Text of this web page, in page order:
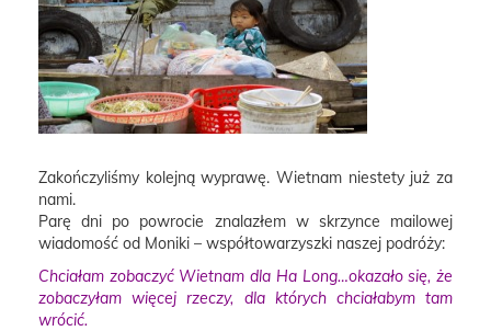
Zakończyliśmy kolejną wyprawę. Wietnam niestety już za
nami.
Parę dni po powrocie znalazłem w skrzynce mailowej
wiadomość od Moniki – współtowarzyszki naszej podróży:
Chciałam zobaczyć Wietnam dla Ha Long…okazało się, że
zobaczyłam więcej rzeczy, dla których chciałabym tam
wrócić.